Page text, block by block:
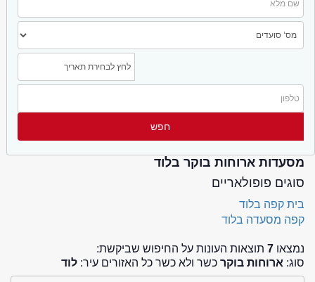
מסעדות ארוחות בוקר בלוד
סוגים פופולאריים
בית קפה בלוד
קפה מסעדה בלוד
נמצאו 7 תוצאות העונות על החיפוש שביקשת:
סוג: ארוחות בוקר כשר ולא כשר כל האזורים עיר: לוד